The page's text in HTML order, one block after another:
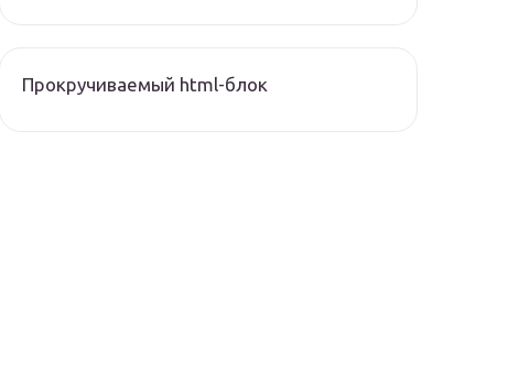
Прокручиваемый html-блок